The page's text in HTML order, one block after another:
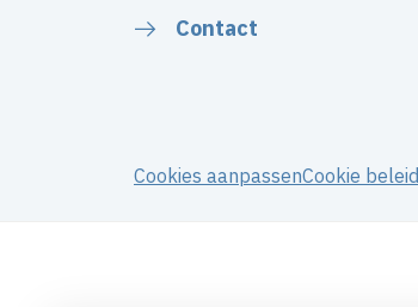
Contact
Cookies aanpassenCookie beleid